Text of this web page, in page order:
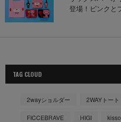
登場！ピンクと
TAG CLOUD
2wayショルダー 2WAYトート
FICCEBRAVE HIGI